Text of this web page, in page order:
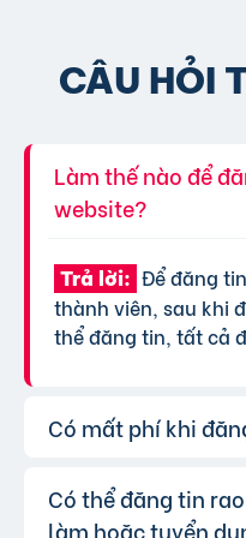
CÂU HỎI
Làm thế nào để
website?
Trả lời: Để đăng
thành viên, sau khi
thể đăng tin, tất cả
Có mất phí khi
Trả lời: Chúng tôi
phí cơ bản cho tất cả
Có thể đăng tin
làm hoặc tuyển